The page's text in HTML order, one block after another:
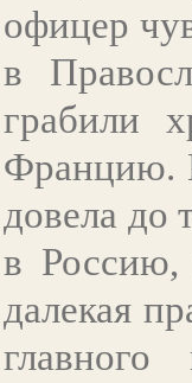
офицер
в
грабили
Францию.
довела до
в Россию,
далекая